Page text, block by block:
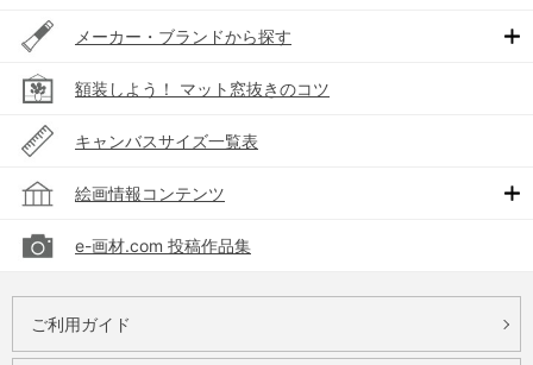
メーカー・ブランドから探す
額装しよう！ マット窓抜きのコツ
キャンバスサイズ一覧表
絵画情報コンテンツ
e-画材.com 投稿作品集
ご利用ガイド